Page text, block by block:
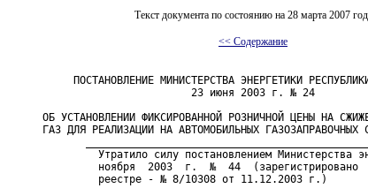
Текст документа по состоянию на 28 марта 2007
<< Содержание
ПОСТАНОВЛЕНИЕ МИНИСТЕРСТВА ЭНЕРГЕТИКИ
                        23 июня 2003 г. № 24
ОБ УСТАНОВЛЕНИИ ФИКСИРОВАННОЙ РОЗНИЧНОЙ ЦЕНЫ НА
ГАЗ ДЛЯ РЕАЛИЗАЦИИ НА АВТОМОБИЛЬНЫХ ГАЗОЗАПРАВОЧНЫХ
Утратило силу постановлением Министерства
ноября  2003  г.  №  44  (зарегистрировано
         реестре - № 8/10308 от 11.12.2003 г.)